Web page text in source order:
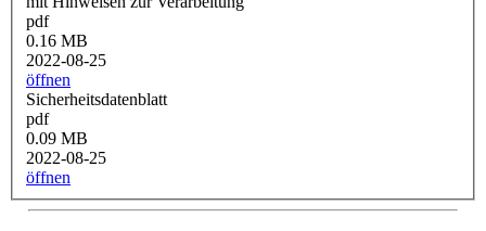
pdf
0.16 MB
2022-08-25
öffnen
Sicherheitsdatenblatt
pdf
0.09 MB
2022-08-25
öffnen